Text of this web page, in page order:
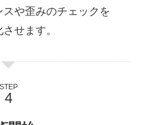
や歪みのチェックを
せます。
STEP